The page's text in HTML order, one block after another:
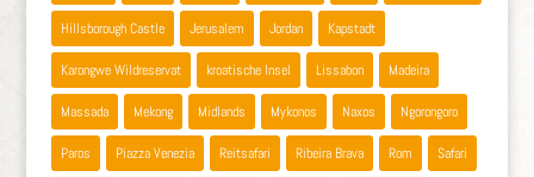
Hillsborough Castle Jerusalem Jordan Kapstadt
Karongwe Wildreservat kroatische Insel Lissabon Madeira
Massada Mekong Midlands Mykonos Naxos Ngorongoro
Paros Piazza Venezia Reitsafari Ribeira Brava Rom Safari